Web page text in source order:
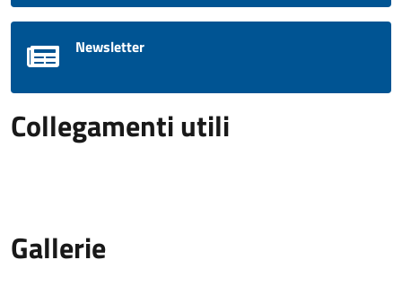
Newsletter
Collegamenti utili
Gallerie